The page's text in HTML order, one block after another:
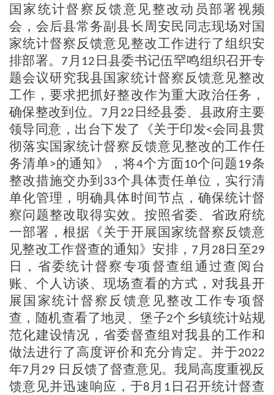
国家统计督察反馈意见整改动员部署视频
会 ，会后县常务副县长 周安民同志现场对国
家统计督察反馈意见整改工作进行了组织安
排部署。 7 月 12 日县委书记伍罕鸣组织召开专
题会议研究我县国家统计督察反馈意见整改
工作，要求把抓好整改作为重大政治任务，
确保整改到位。
7 月 22 日经县委、县政府主要
领导同意，出台下发了《关于印发<会同县贯
彻落实国家统计督察反馈意见整改的工作任
务清单>的通知》 ，将4个方面10个问题19条
整改措施交办到 33个具体责任单位， 实行清
单化管理， 明确具体时间节点， 确保统计督
察问题整改取得实效 。 按照省委、省政府统
一部署，根据《关于开展国家统督察反馈意
见整改工作督查的通知》安排， 7 月 28 日至29
日，省委统计督察专项督查组通过查阅台
账、个人访谈、现场查看的方式，对我县开
展国家统计督察反馈意见整改工作专项督
查，随机查看了地灵、堡子2个乡镇统计站规
范化建设情况，省委督查组对我县的工作和
做法进行了高度评价和充分肯定。并于2022
年7 月 29 日反馈了督查意见。我局高度重视反
馈意见并迅速响应，于8 月 1 日召开统计督查